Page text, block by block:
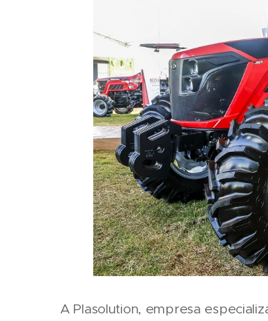
A Plasolution, empresa